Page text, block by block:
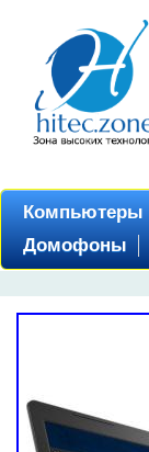
Компьютеры
Домофоны